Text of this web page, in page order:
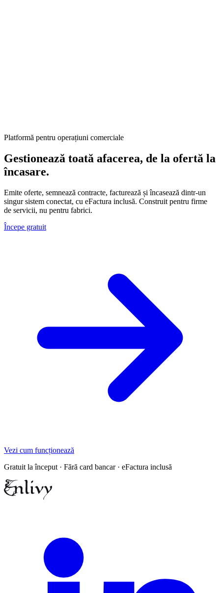
Platformă pentru operațiuni comerciale
Gestionează toată afacerea, de la ofertă la
încasare.
Emite oferte, semnează contracte, facturează și încasează dintr-un
singur sistem conectat, cu eFactura inclusă. Construit pentru firme
de servicii, nu pentru fabrici.
Începe gratuit
Vezi cum funcționează
Gratuit la început · Fără card bancar · eFactura inclusă